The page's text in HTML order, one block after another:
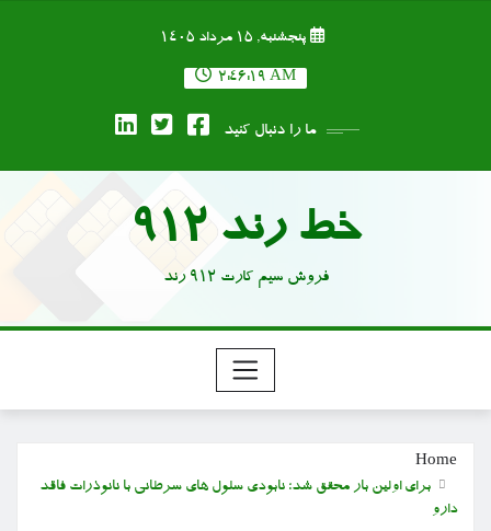
پنجشنبه, ۱۵ مرداد ۱۴۰۵
2:46:20 AM
ما را دنبال کنید
خط رند 912
فروش سیم کارت 912 رند
Home
برای اولین بار محقق شد؛ نابودی سلول های سرطانی با نانوذرات فاقد
دارو